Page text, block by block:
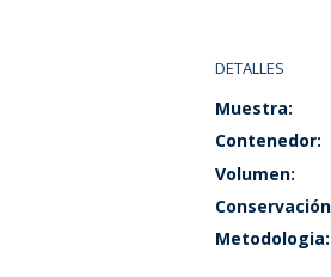
DETALLES
Muestra:
Contenedor:
Volumen:
Metodologia: